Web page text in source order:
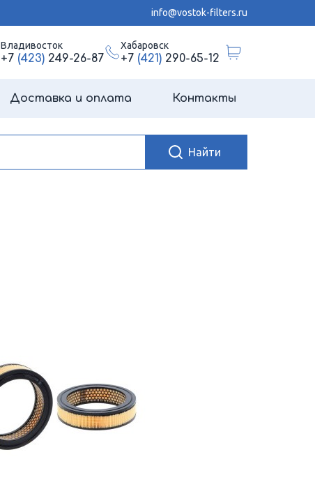
info@vostok-filters.ru
Владивосток
+7 (423)249-26-87
Хабаровск
+7 (421)290-65-12
Доставка и оплата Контакты